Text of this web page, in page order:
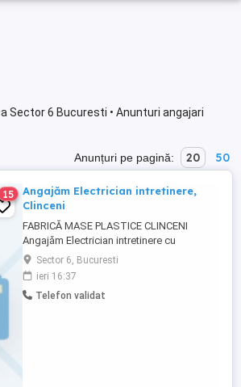
Sector 6 Bucuresti • Anunturi angajari
Anunțuri pe pagină: 20 50
15
Angajăm Electrician intretinere,
Clinceni
FABRICĂ MASE PLASTICE CLINCENI
Angajăm Electrician intretinere cu
experiență minima in fabrica! Salariu:
3500-5000 lei net (în funcție de experiență)
program flexibil CERINȚE OBLIGATORII:
Experiență pe un post similar Cunostinte în
Sector 6, Bucuresti
ieri 16:37
Telefon validat